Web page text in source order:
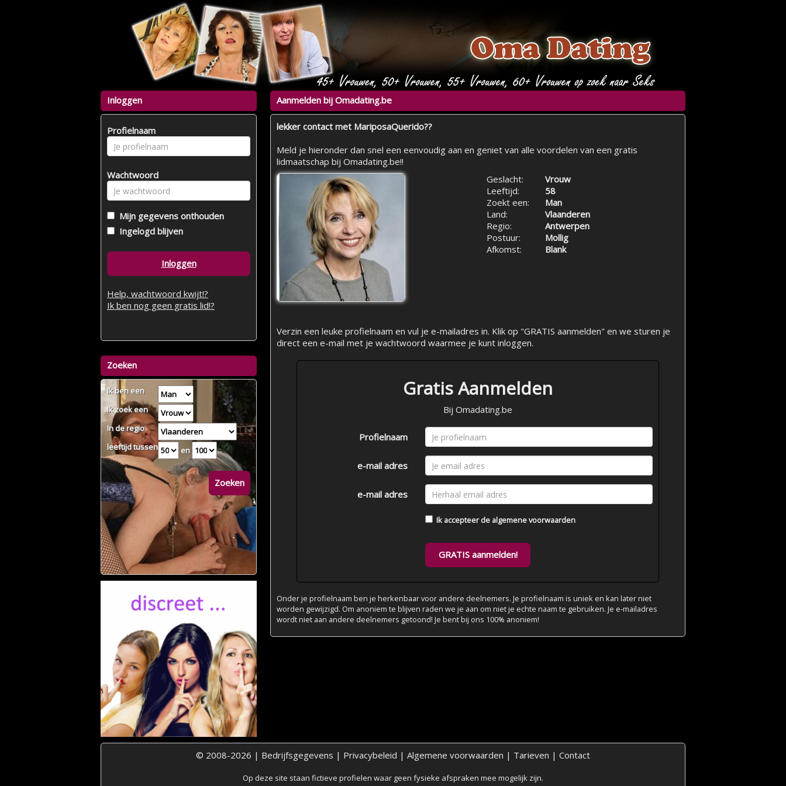
Aanmelden bij Omadating.be
lekker contact met MariposaQuerido??
Meld je hieronder dan snel een eenvoudig aan en geniet van alle voordelen van een gratis
lidmaatschap bij Omadating.be!!
Geslacht:
Vrouw
Leeftijd:
58
Zoekt een:
Man
Land:
Vlaanderen
Regio:
Antwerpen
Postuur:
Mollig
Afkomst:
Blank
Verzin een leuke profielnaam en vul je e-mailadres in. Klik op "GRATIS aanmelden" en we sturen je
direct een e-mail met je wachtwoord waarmee je kunt inloggen.
Gratis Aanmelden
Bij Omadating.be
Profielnaam
e-mail adres
e-mail adres
Ik accepteer de algemene voorwaarden
GRATIS aanmelden!
Onder je profielnaam ben je herkenbaar voor andere deelnemers. Je profielnaam is uniek en kan later niet
worden gewijzigd. Om anoniem te blijven raden we je aan om niet je echte naam te gebruiken. Je e-mailadres
wordt niet aan andere deelnemers getoond! Je bent bij ons 100% anoniem!
Inloggen
Profielnaam
Wachtwoord
Mijn gegevens onthouden
Ingelogd blijven
Inloggen
Help, wachtwoord kwijt!?
Ik ben nog geen gratis lid!?
Zoeken
Ik ben een
Ik zoek een
In de regio
leeftijd tussen
en
Zoeken
© 2008-2026 | Bedrijfsgegevens | Privacybeleid | Algemene voorwaarden | Tarieven | Contact
Op deze site staan fictieve profielen waar geen fysieke afspraken mee mogelijk zijn.